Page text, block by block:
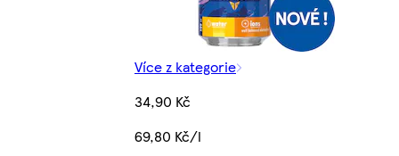
Více z kategorie
34,90 Kč
69,80 Kč/l